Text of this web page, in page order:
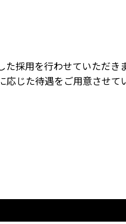
採用を行わせていただきま
じた待遇をご用意させて